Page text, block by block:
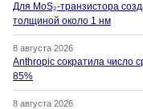
Для MoS₂-транзистора
толщиной около 1 нм
8 августа 2026
Anthropic сократила число
85%
8 августа 2026